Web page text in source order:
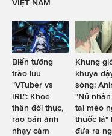
VIỆT NAM
Biến tướng
trào lưu
"VTuber vs
IRL": Khoe
thân đời thực,
rao bán ảnh
nhạy cảm
Khung
khuya
sóng:
"Nữ
tai mèo
thuốc lá"
đưa ra